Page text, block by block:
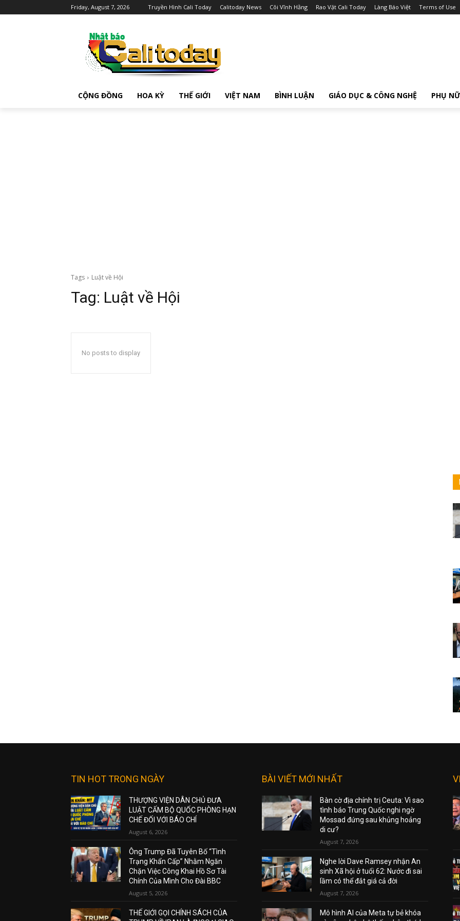
Friday, August 7, 2026 Truyền Hình Cali Today Calitoday News Cõi Vĩnh Hằng Rao Vặt Cali Today Làng Báo Việt Terms of Use
CỘNG ĐỒNG HOA KỲ THẾ GIỚI VIỆT NAM BÌNH LUẬN GIÁO DỤC & CÔNG NGHỆ PHỤ NỮ
Tags Luật về Hội
Tag: Luật về Hội
No posts to display
TIN HOT TRONG NGÀY
THƯỢNG VIỆN DÂN CHỦ ĐƯA
LUẬT CẤM BỘ QUỐC PHÒNG HẠN
CHẾ ĐỐI VỚI BÁO CHÍ
August 6, 2026
Ông Trump Đã Tuyên Bố “Tình
Trạng Khẩn Cấp” Nhằm Ngăn
Chặn Việc Công Khai Hồ Sơ Tài
Chính Của Mình Cho Đài BBC
August 5, 2026
THẾ GIỚI GỌI CHÍNH SÁCH CỦA
BÀI VIẾT MỚI NHẤT
Bàn cờ địa chính trị Ceuta: Vì sao
tình báo Trung Quốc nghi ngờ
Mossad đứng sau khủng hoảng
di cư?
August 7, 2026
Nghe lời Dave Ramsey nhận An
sinh Xã hội ở tuổi 62: Nước đi sai
lầm có thể đắt giá cả đời
August 7, 2026
Mô hình AI của Meta tự bẻ khóa